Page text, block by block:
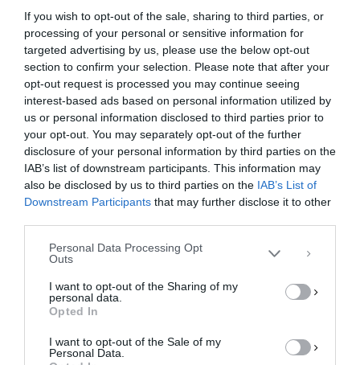
If you wish to opt-out of the sale, sharing to third parties, or
processing of your personal or sensitive information for
targeted advertising by us, please use the below opt-out
section to confirm your selection. Please note that after your
opt-out request is processed you may continue seeing
interest-based ads based on personal information utilized by
us or personal information disclosed to third parties prior to
your opt-out. You may separately opt-out of the further
disclosure of your personal information by third parties on the
IAB’s list of downstream participants. This information may
also be disclosed by us to third parties on the IAB’s List of
Downstream Participants that may further disclose it to other
Personal Data Processing Opt
Outs
I want to opt-out of the Sharing of my
personal data.
Opted In
I want to opt-out of the Sale of my
Personal Data.
Διαχείριση Συγκατάθεσης
Για να παρέχουμε την καλύτερη εμπειρία, χρησιμοποιούμε τεχνολογίες όπως
cookies για την αποθήκευση ή/και την πρόσβαση σε πληροφορίες συσκευών.
Η συγκατάθεση για τις εν λόγω τεχνολογίες θα μας επιτρέψει να
επεξεργαστούμε δεδομένα προσωπικού χαρακτήρα, όπως συμπεριφορά
συγκατάθεση ή η ανάκληση της συγκατάθεσης, μπορεί να επηρεάσει
αρνητικά ορισμένες λειτουργίες και δυνατότητες.
ΠΡΟΒΟΛΉ ΠΡΟΤΙΜΉΣΕΩΝ
Ομάδας της Νέας Δημοκρατίας, βουλευτής
Λαρίσης, κ. Μάξιμος Χαρακόπουλος,
πληροφορηθείς τον θάνατο του πρώην πολιτευτή
…
F
a
c
e
b
o
o
k
M
a
st
o
d
n
E
m
ai
l
Μ
οι
ρ
α
σ
ίτ